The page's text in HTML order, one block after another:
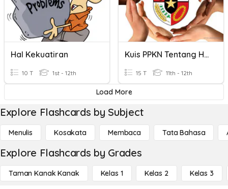
Hal Kekuatiran
10 T 1st - 12th
Kuis PPKN Tentang Hak Dan Kewajiban HAM
15 T 11th - 12th
Load More
Explore Flashcards by Subject
Menulis Kosakata Membaca Tata Bahasa
Explore Flashcards by Grades
Taman Kanak Kanak Kelas 1 Kelas 2 Kelas 3